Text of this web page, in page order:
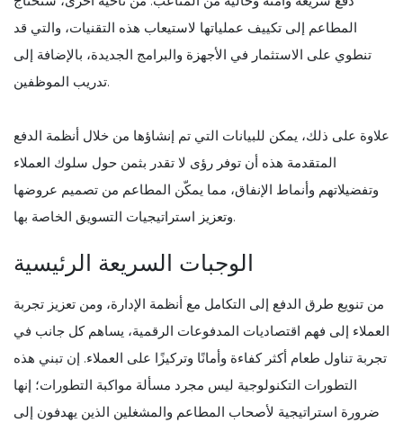
المطاعم إلى تكييف عملياتها لاستيعاب هذه التقنيات، والتي قد
تنطوي على الاستثمار في الأجهزة والبرامج الجديدة، بالإضافة إلى
تدريب الموظفين.
علاوة على ذلك، يمكن للبيانات التي تم إنشاؤها من خلال أنظمة الدفع
المتقدمة هذه أن توفر رؤى لا تقدر بثمن حول سلوك العملاء
وتفضيلاتهم وأنماط الإنفاق، مما يمكّن المطاعم من تصميم عروضها
وتعزيز استراتيجيات التسويق الخاصة بها.
الوجبات السريعة الرئيسية
من تنويع طرق الدفع إلى التكامل مع أنظمة الإدارة، ومن تعزيز تجربة
العملاء إلى فهم اقتصاديات المدفوعات الرقمية، يساهم كل جانب في
تجربة تناول طعام أكثر كفاءة وأمانًا وتركيزًا على العملاء. إن تبني هذه
التطورات التكنولوجية ليس مجرد مسألة مواكبة التطورات؛ إنها
ضرورة استراتيجية لأصحاب المطاعم والمشغلين الذين يهدفون إلى